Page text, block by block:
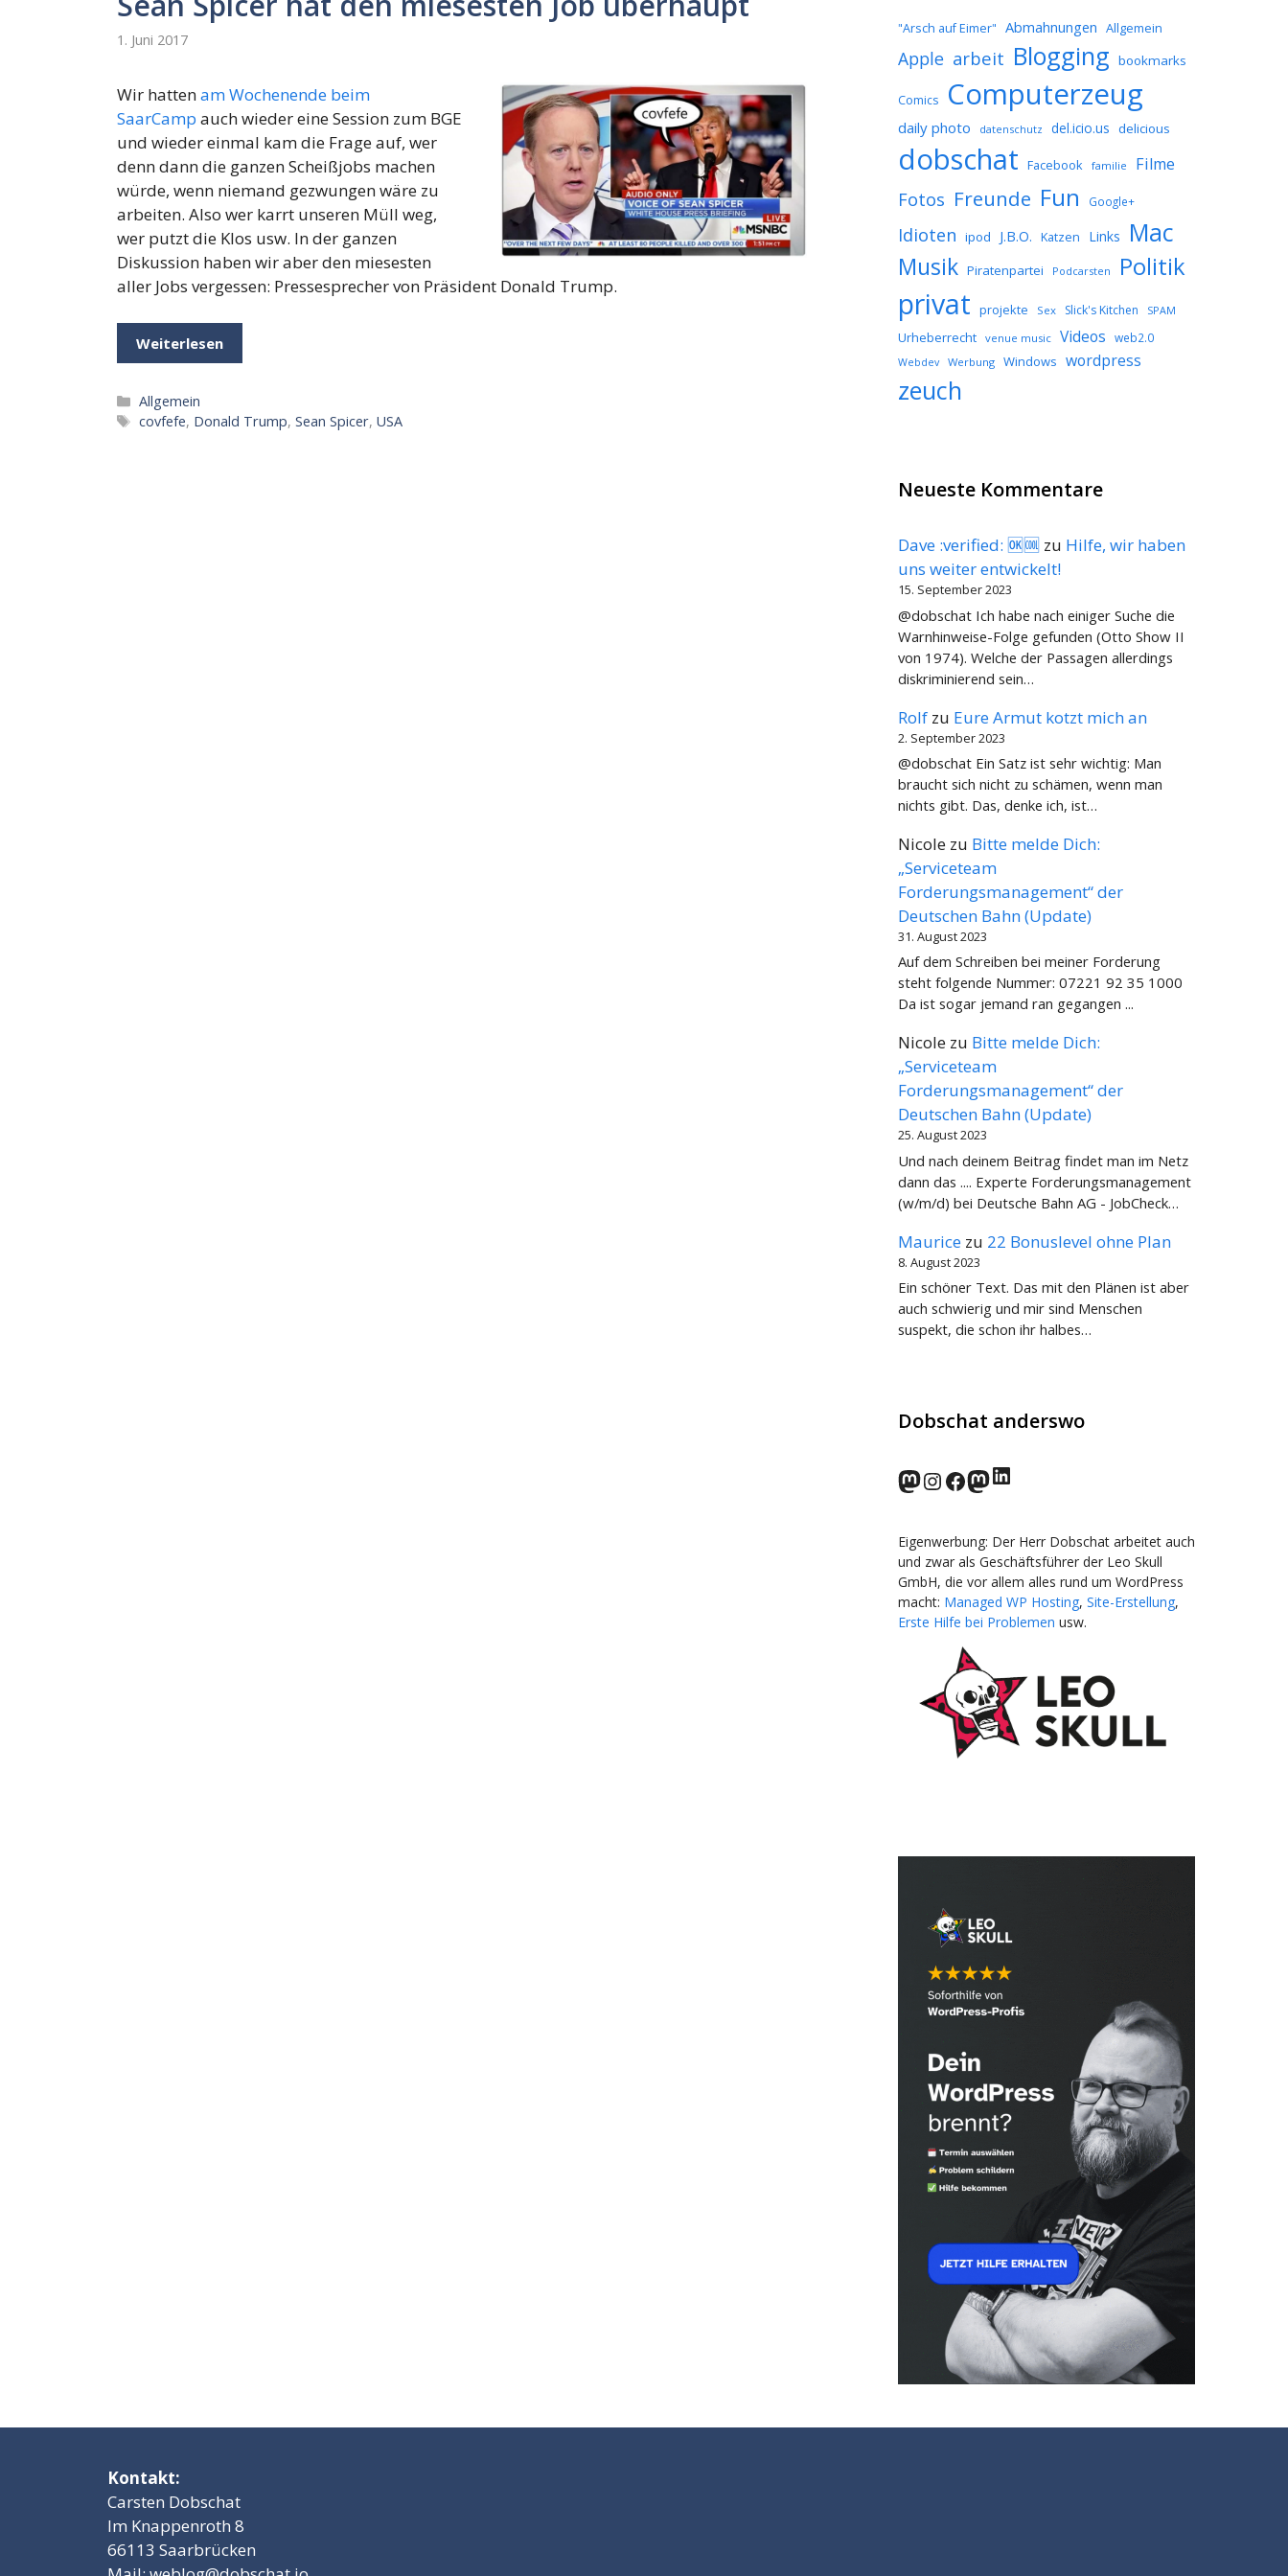
1. Juni 2017
Wir hattenam Wochenende beim
SaarCamp auch wieder eine Session zum BGE
und wieder einmal kam die Frage auf, wer
denn dann die ganzen Scheißjobs machen
würde, wenn niemand gezwungen wäre zu
arbeiten. Also wer karrt unseren Müll weg,
wer putzt die Klos usw. In der ganzen
Diskussion haben wir aber den miesesten
aller Jobs vergessen: Pressesprecher von Präsident Donald Trump.
Weiterlesen
Kategorien
Allgemein
Schlagwörter
covfefe, Donald Trump,Sean Spicer,USA
"Arsch auf Eimer" Abmahnungen Allgemein
Apple arbeit Blogging bookmarks
Comics Computerzeug
daily photo datenschutz del.icio.us delicious
dobschat Facebook familie Filme
Fotos Freunde Fun Google+
Idioten ipod J.B.O. Katzen Links Mac
Musik Piratenpartei Podcarsten Politik
privat projekte Sex Slick's Kitchen SPAM
Urheberrecht venue music Videos web2.0
Webdev Werbung Windows wordpress
zeuch
Neueste Kommentare
Dave :verified: 🆗🆒 zu Hilfe, wir haben
uns weiter entwickelt!
15. September 2023
@dobschat Ich habe nach einiger Suche die
Warnhinweise-Folge gefunden (Otto Show II
von 1974). Welche der Passagen allerdings
diskriminierend sein…
Rolf zu Eure Armut kotzt mich an
2. September 2023
@dobschat Ein Satz ist sehr wichtig: Man
braucht sich nicht zu schämen, wenn man
nichts gibt. Das, denke ich, ist…
Nicole zu Bitte melde Dich:
„Serviceteam
Forderungsmanagement“ der
Deutschen Bahn (Update)
31. August 2023
Auf dem Schreiben bei meiner Forderung
steht folgende Nummer: 07221 92 35 1000
Da ist sogar jemand ran gegangen ...
Nicole zu Bitte melde Dich:
„Serviceteam
Forderungsmanagement“ der
Deutschen Bahn (Update)
25. August 2023
Und nach deinem Beitrag findet man im Netz
dann das .... Experte Forderungsmanagement
(w/m/d) bei Deutsche Bahn AG - JobCheck…
Maurice zu 22 Bonuslevel ohne Plan
8. August 2023
Ein schöner Text. Das mit den Plänen ist aber
auch schwierig und mir sind Menschen
suspekt, die schon ihr halbes…
Dobschat anderswo
norden.social
Instagram
Facebook
wp-punks.social
LinkedIn
Eigenwerbung: Der Herr Dobschat arbeitet auch
und zwar als Geschäftsführer der Leo Skull
GmbH, die vor allem alles rund um WordPress
macht: Managed WP Hosting, Site-Erstellung,
Erste Hilfe bei Problemen usw.
Kontakt:
Carsten Dobschat
Im Knappenroth 8
66113 Saarbrücken